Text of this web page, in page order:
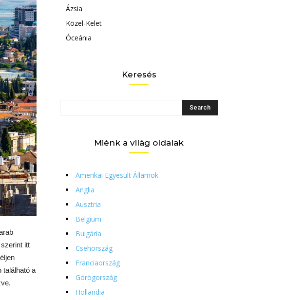
itt
található a
Ázsia
Közel-Kelet
Óceánia
Keresés
Miénk a világ oldalak
Amerikai Egyesült Államok
Anglia
Ausztria
Belgium
Bulgária
Csehország
Franciaország
Görögország
Hollandia